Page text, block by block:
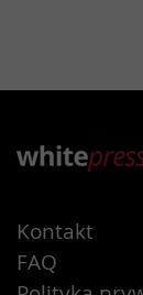
Kontakt
FAQ